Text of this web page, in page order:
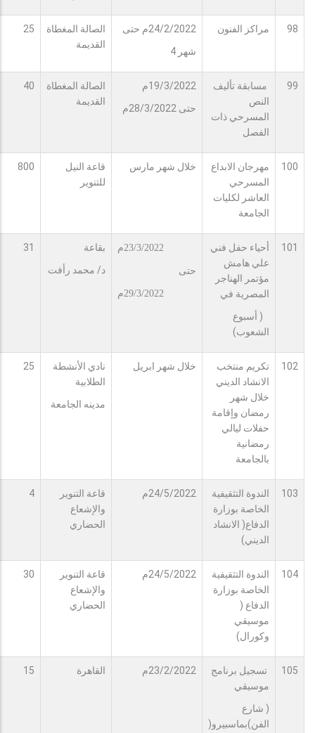
98 مراكز الفنون
24/2/2022م حتى
شهر 4
الصالة المغطاة
القديمة
25
99
مسابقة تأليف
النص
المسرحي ذات
الفصل
19/3/2022م
حتى 28/3/2022م
الصالة المغطاة
القديمة
40
100
مهرجان الابداع
المسرحي
العاشر لكليات
الجامعة
خلال شهر مارس
قاعة النيل
للتنوير
800
101
أحياء حفل فني
علي هامش
مؤتمر الهناجر
المصرية في
( أسبوع
الشعوب)
23/3/2022م
حتى
29/3/2022م
بقاعة
د/ محمد رأفت
31
102
تكريم منتخب
الانشاد الديني
خلال شهر
رمضان وإقامة
حفلات ليالي
رمضانية
بالجامعة
خلال شهر ابريل
نادي الأنشطة
الطلابية
مدينه الجامعة
25
103
الندوة التثقيفية
الخاصة بوزارة
الدفاع( الانشاد
الديني)
24/5/2022م
قاعة التنوير
والإشعاع
الحضاري
4
104
الندوة التثقيفية
الخاصة بوزارة
الدفاع (
موسيقي
وكورال)
24/5/2022م
قاعة التنوير
والإشعاع
الحضاري
30
105
تسجيل برنامج
موسيقي
( شارع
الفن)بماسبيرو(
23/2/2022م القاهرة 15